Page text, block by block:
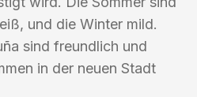
und die Winter mild.
sind freundlich und
in der neuen Stadt